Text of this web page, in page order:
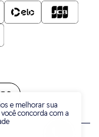
e melhorar sua
concorda com a